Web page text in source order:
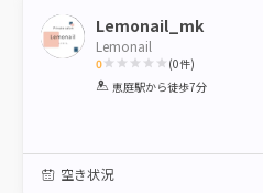
Lemonail_mk
Lemonail
0
1 2 3 4 5
(0件)
恵庭駅から徒歩7分
空き状況